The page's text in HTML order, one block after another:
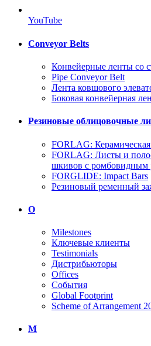
YouTube
Conveyor Belts
Конвейерные ленты со
Pipe Conveyor Belt
Лента ковшового
Боковая конвейерная
Резиновые облицовочные
FORLAG:
FORLAG: Листы и
шкивов с ромбовидным
FORGLIDE: Impact Bars
Резиновый ременный
О
Milestones
Ключевые клиенты
Testimonials
Дистрибьюторы
Offices
События
Global Footprint
Scheme of Arrangement
M